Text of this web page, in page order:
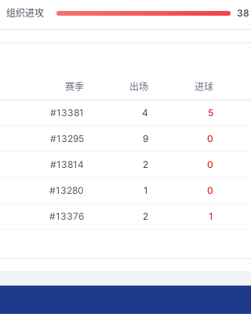
组织进攻 38
赛季 出场 进球
#13381 4 5
#13295 9 0
#13814 2 0
#13280 1 0
#13376 2 1